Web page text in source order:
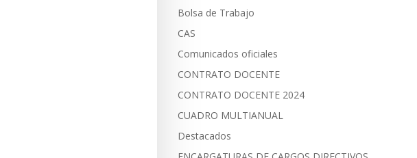
Bolsa de Trabajo
CAS
Comunicados oficiales
CONTRATO DOCENTE
CONTRATO DOCENTE 2024
CUADRO MULTIANUAL
Destacados